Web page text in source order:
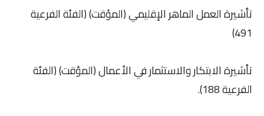
تأشيرة العمل الماهر الإقليمي (المؤقت) (الفئة الفرعية
491)
تأشيرة الابتكار والاستثمار في الأعمال (المؤقت) (الفئة
الفرعية 188).